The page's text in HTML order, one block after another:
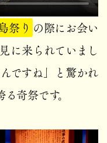
祭り の際にお会い
に来られていまし
ですね」と驚かれ
奇祭です。